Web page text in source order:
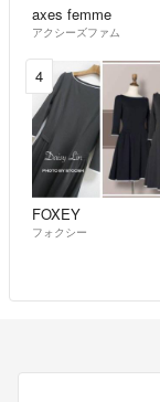
くださいのコメン
ばご活用ください
値下げ不可と表記し
値下げに応じまし
いと判断しコメン
仕事でメッセージ
な質の悪い無礼な
axes femme
アクシーズファム
4
FOXEY
フォクシー